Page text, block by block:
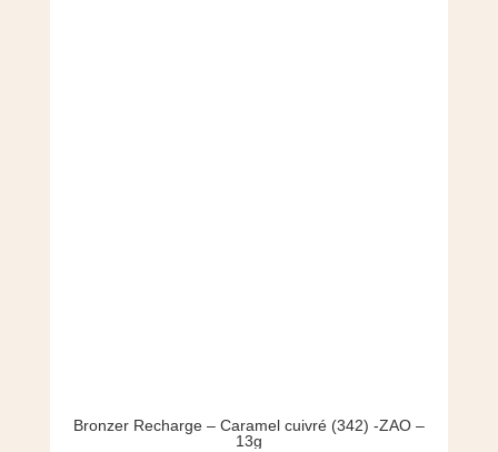
Bronzer Recharge – Caramel cuivré (342) -ZAO –
13g